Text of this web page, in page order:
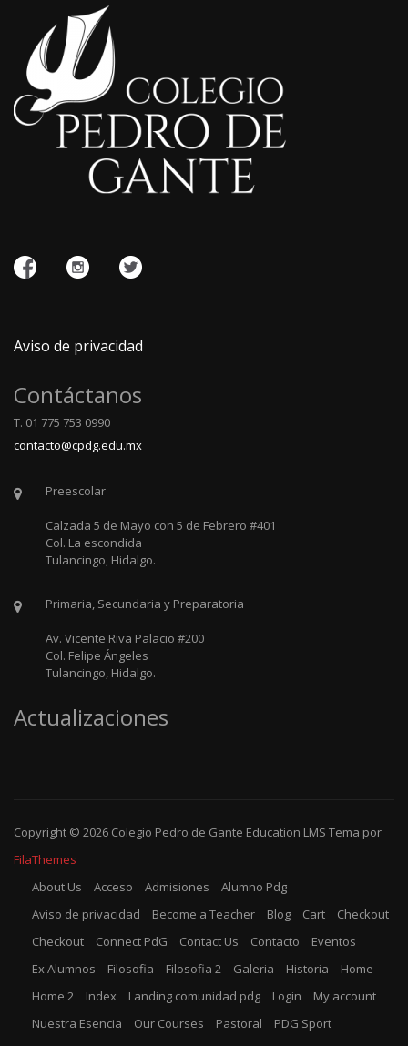
Aviso de privacidad
Contáctanos
T. 01 775 753 0990
contacto@cpdg.edu.mx
Preescolar
Calzada 5 de Mayo con 5 de Febrero #401
Col. La escondida
Tulancingo, Hidalgo.
Primaria, Secundaria y Preparatoria
Av. Vicente Riva Palacio #200
Col. Felipe Ángeles
Tulancingo, Hidalgo.
Actualizaciones
Copyright © 2026 Colegio Pedro de Gante Education LMS Tema por
FilaThemes
About Us
Acceso Admisiones
Alumno Pdg
Aviso de privacidad
Become a Teacher Blog Cart
Checkout
Checkout
Connect PdG Contact Us Contacto
Eventos
Ex Alumnos
Filosofia Filosofia 2 Galeria Historia
Home
Home 2
Index Landing comunidad pdg Login
My account
Nuestra Esencia
Our Courses Pastoral
PDG Sport